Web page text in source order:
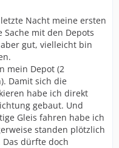
Nacht meine ersten
Sache mit den Depots
gut, vielleicht bin
mein Depot (2
Damit sich die
habe ich direkt
gebaut. Und
Gleis fahren habe ich
standen plötzlich
Das dürfte doch